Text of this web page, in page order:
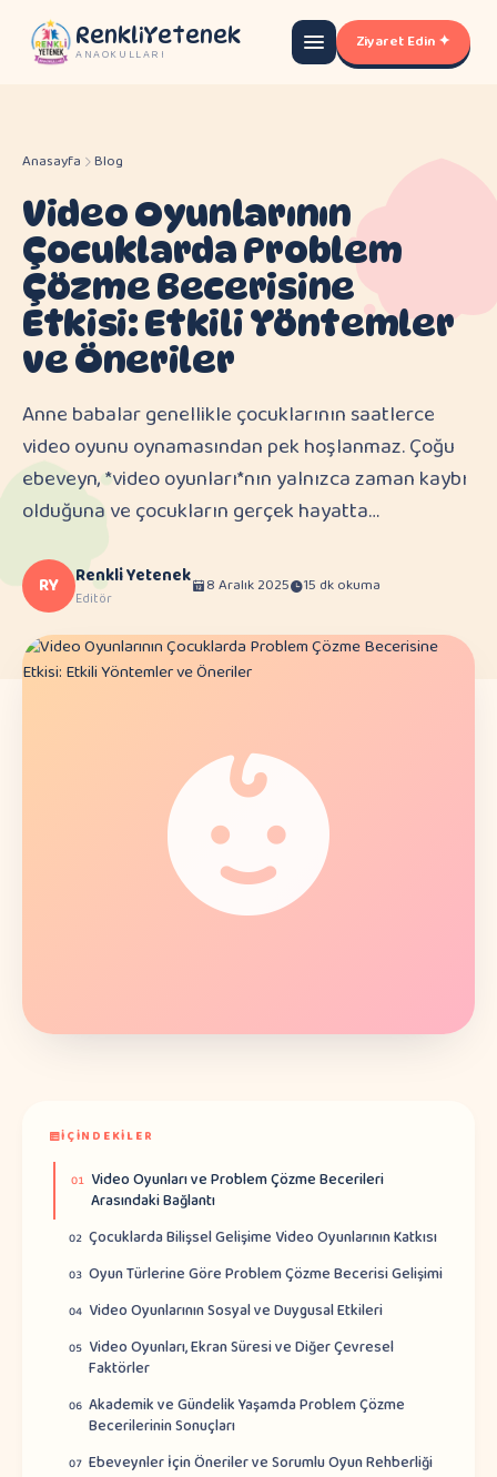
RenkliYetenek
ANAOKULLARI
Ziyaret Edin ✦
Anasayfa Blog
Video Oyunlarının
Çocuklarda Problem
Çözme Becerisine
Etkisi: Etkili Yöntemler
ve Öneriler
Anne babalar genellikle çocuklarının saatlerce
video oyunu oynamasından pek hoşlanmaz. Çoğu
ebeveyn, *video oyunları*nın yalnızca zaman kaybı
olduğuna ve çocukların gerçek hayatta…
RY Renkli Yetenek
Editör
8 Aralık 2025 15 dk okuma
İÇINDEKILER
01 Video Oyunları ve Problem Çözme Becerileri
Arasındaki Bağlantı
02 Çocuklarda Bilişsel Gelişime Video Oyunlarının Katkısı
03 Oyun Türlerine Göre Problem Çözme Becerisi Gelişimi
04 Video Oyunlarının Sosyal ve Duygusal Etkileri
05 Video Oyunları, Ekran Süresi ve Diğer Çevresel
Faktörler
06 Akademik ve Gündelik Yaşamda Problem Çözme
Becerilerinin Sonuçları
07 Ebeveynler İçin Öneriler ve Sorumlu Oyun Rehberliği